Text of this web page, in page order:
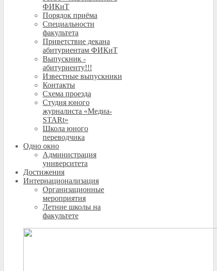
ФИКиТ
Порядок приёма
Специальности
факультета
Приветствие декана
абитуриентам ФИКиТ
Выпускник -
абитуриенту!!!
Известные выпускники
Контакты
Схема проезда
Студия юного
журналиста «Медиа-
STARt»
Школа юного
переводчика
Одно окно
Администрация
университета
Достижения
Интернационализация
Организационные
мероприятия
Летние школы на
факультете